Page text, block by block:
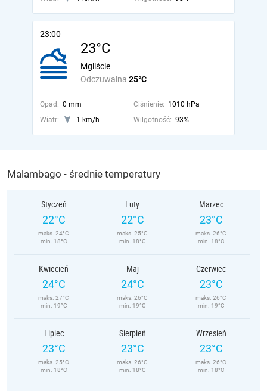
23:00
23°C
Odczuwalna 25°C
Mgliście
Opad: 0 mm Ciśnienie: 1010 hPa
Wiatr:
1 km/h Wilgotność: 93%
Malambago - średnie temperatury
Styczeń
22°C
maks. 24°C
min. 18°C
Luty
22°C
maks. 25°C
min. 18°C
Marzec
23°C
maks. 26°C
min. 18°C
Kwiecień
24°C
maks. 27°C
min. 19°C
Maj
24°C
maks. 26°C
min. 19°C
Czerwiec
23°C
maks. 26°C
min. 19°C
Lipiec
23°C
maks. 25°C
min. 18°C
Sierpień
23°C
maks. 26°C
min. 18°C
Wrzesień
23°C
maks. 26°C
min. 18°C